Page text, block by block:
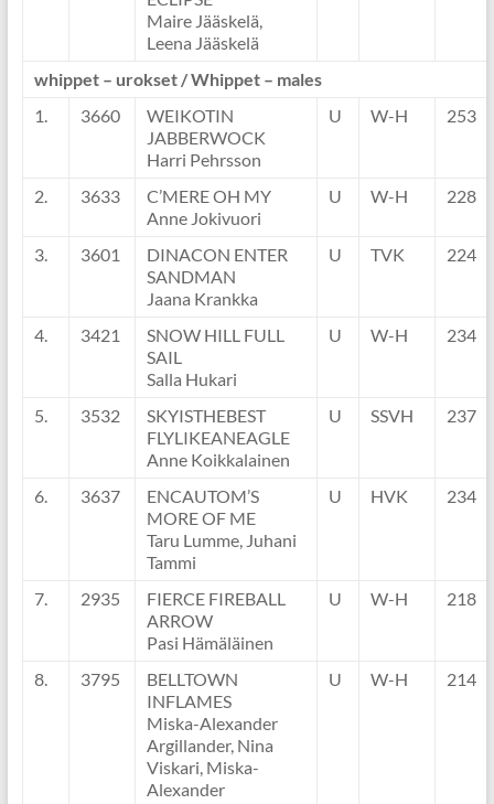
Maire Jääskelä,
Leena Jääskelä
whippet – urokset / Whippet – males
1.
3660
WEIKOTIN
JABBERWOCK
Harri Pehrsson
U W-H 253
2. 3633
C’MERE OH MY
Anne Jokivuori
U W-H 228
3. 3601
DINACON ENTER
SANDMAN
Jaana Krankka
U TVK 224
4. 3421
SNOW HILL FULL
SAIL
Salla Hukari
U W-H 234
5. 3532
SKYISTHEBEST
FLYLIKEANEAGLE
Anne Koikkalainen
U SSVH 237
6. 3637
ENCAUTOM’S
MORE OF ME
Taru Lumme, Juhani
Tammi
U HVK 234
7. 2935
FIERCE FIREBALL
ARROW
Pasi Hämäläinen
U W-H 218
8. 3795
BELLTOWN
INFLAMES
Miska-Alexander
Argillander, Nina
Viskari, Miska-
Alexander
U W-H 214